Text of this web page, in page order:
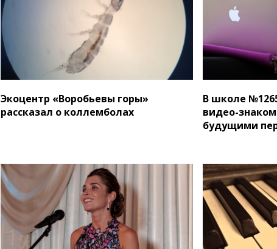
Экоцентр «Воробьевы горы»
рассказал о коллемболах
В школе
видео-
будущими